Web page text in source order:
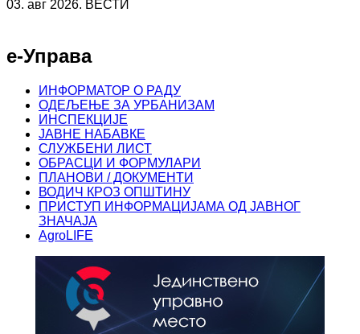
03. авг 2026. ВЕСТИ
е-Управа
ИНФОРМАТОР О РАДУ
ОДЕЉЕЊЕ ЗА УРБАНИЗАМ
ИНСПЕКЦИЈЕ
ЈАВНЕ НАБАВКЕ
СЛУЖБЕНИ ЛИСТ
ОБРАСЦИ И ФОРМУЛАРИ
ПЛАНОВИ / ДОКУМЕНТИ
ВОДИЧ КРОЗ ОПШТИНУ
ПРИСТУП ИНФОРМАЦИЈАМА ОД ЈАВНОГ
ЗНАЧАЈА
AgroLIFE